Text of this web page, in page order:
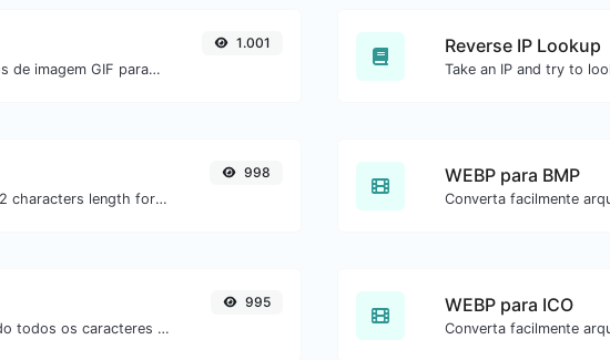
Converta facilmente arquivos de imagem GIF para WEBP.
1.001 Reverse IP Lookup
Generate an MD5 hash of 32 characters length for any string input.
998 WEBP para BMP
Minifique seu CSS removendo todos os caracteres desnecessários.
995 WEBP para ICO